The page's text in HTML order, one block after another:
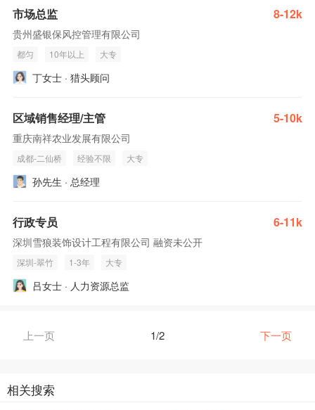
市场总监 8-12k
贵州盛银保风控管理有限公司
都匀 10年以上 大专
丁女士 · 猎头顾问
区域销售经理/主管 5-10k
重庆南祥农业发展有限公司
成都-二仙桥 经验不限 大专
孙先生 · 总经理
行政专员 6-11k
深圳雪狼装饰设计工程有限公司 融资未公开
深圳-翠竹 1-3年 大专
吕女士 · 人力资源总监
上一页 1/2 下一页
相关搜索